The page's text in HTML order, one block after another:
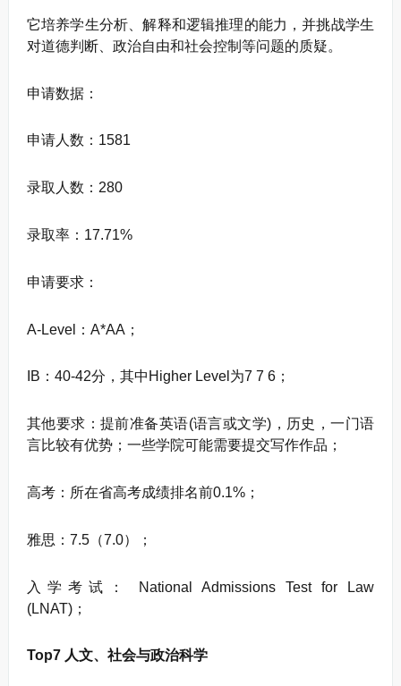
它培养学生分析、解释和逻辑推理的能力，并挑战学生
对道德判断、政治自由和社会控制等问题的质疑。
申请数据：
申请人数：1581
录取人数：280
录取率：17.71%
申请要求：
A-Level：A*AA；
IB：40-42分，其中Higher Level为7 7 6；
其他要求：提前准备英语(语言或文学)，历史，一门语
言比较有优势；一些学院可能需要提交写作作品；
高考：所在省高考成绩排名前0.1%；
雅思：7.5（7.0）；
入学考试： National Admissions Test for Law
(LNAT)；
Top7 人文、社会与政治科学